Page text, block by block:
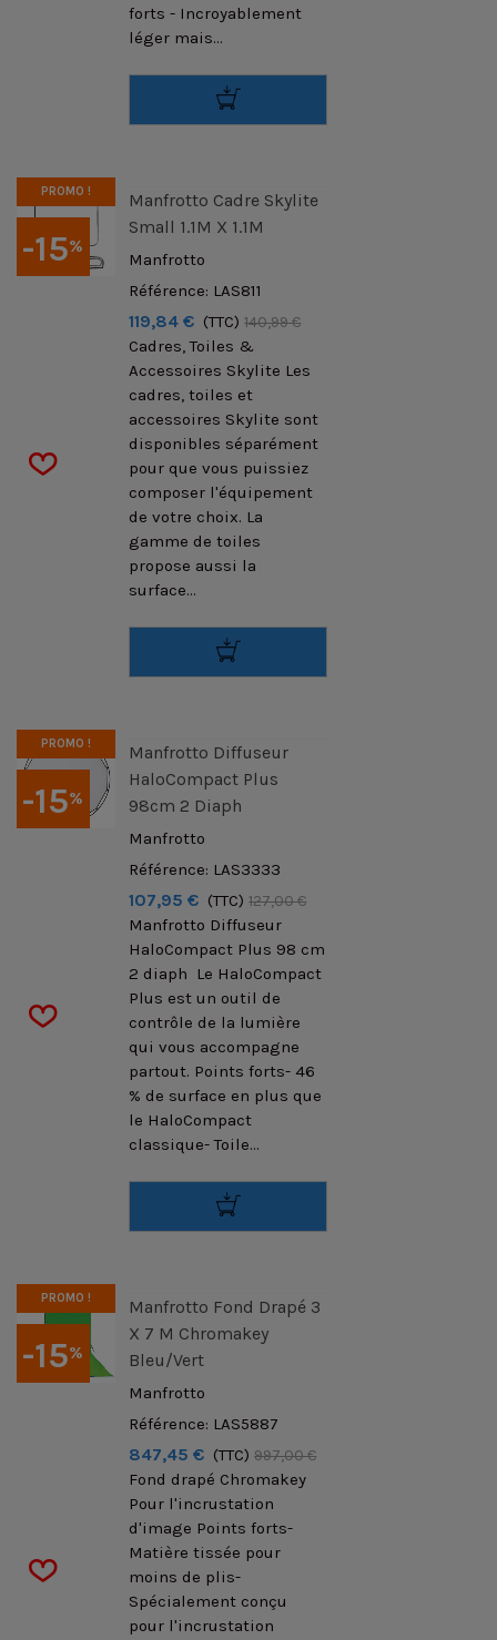
forts - Incroyablement
léger mais...
-15%
PROMO !
Manfrotto Cadre Skylite
Small 1.1M X 1.1M
Manfrotto
Référence: LAS811
119,84 € (TTC) 140,99 €
Cadres, Toiles &
Accessoires Skylite Les
cadres, toiles et
accessoires Skylite sont
disponibles séparément
pour que vous puissiez
composer l'équipement
de votre choix. La
gamme de toiles
propose aussi la
surface...
-15%
PROMO !
Manfrotto Diffuseur
HaloCompact Plus
98cm 2 Diaph
Manfrotto
Référence: LAS3333
107,95 € (TTC) 127,00 €
Manfrotto Diffuseur
HaloCompact Plus 98 cm
2 diaph Le HaloCompact
Plus est un outil de
contrôle de la lumière
qui vous accompagne
partout. Points forts- 46
% de surface en plus que
le HaloCompact
classique- Toile...
-15%
PROMO !
Manfrotto Fond Drapé 3
X 7 M Chromakey
Bleu/Vert
Manfrotto
Référence: LAS5887
847,45 € (TTC) 997,00 €
Fond drapé Chromakey
Pour l'incrustation
d'image Points forts-
Matière tissée pour
moins de plis-
Spécialement conçu
pour l'incrustation